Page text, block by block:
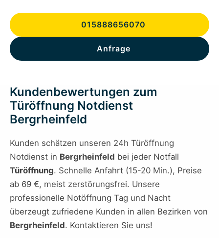
015888656070
Anfrage
Kundenbewertungen zum
Türöffnung Notdienst
Bergrheinfeld
Kunden schätzen unseren 24h Türöffnung
Notdienst in Bergrheinfeld bei jeder Notfall
Türöffnung. Schnelle Anfahrt (15-20 Min.), Preise
ab 69 €, meist zerstörungsfrei. Unsere
professionelle Notöffnung Tag und Nacht
überzeugt zufriedene Kunden in allen Bezirken von
Bergrheinfeld. Kontaktieren Sie uns!